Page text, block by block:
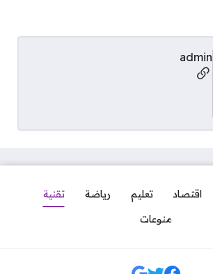
admin
مواقع التواصل
اقتصاد تعليم رياضة
تقنية
منوعات